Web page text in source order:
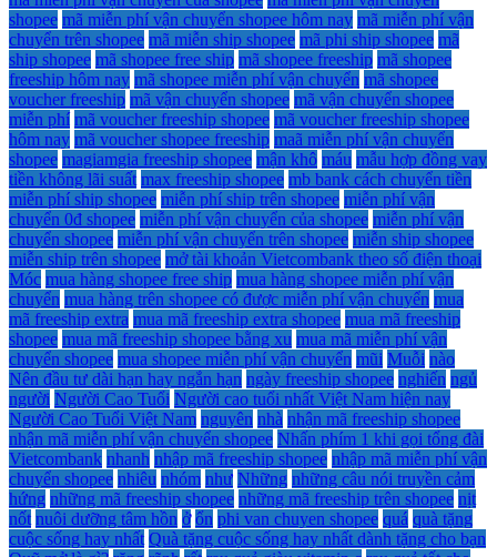
shopee mã miễn phí vận chuyển shopee hôm nay mã miễn phí vận
chuyển trên shopee mã miễn ship shopee mã phi ship shopee mã
ship shopee mã shopee free ship mã shopee freeship mã shopee
freeship hôm nay mã shopee miễn phí vận chuyển mã shopee
voucher freeship mã vận chuyển shopee mã vận chuyển shopee
miễn phí mã voucher freeship shopee mã voucher freeship shopee
hôm nay mã voucher shopee freeship maã miễn phí vận chuyển
shopee magiamgia freeship shopee mận khô máu mẫu hợp đồng vay
tiền không lãi suất max freeship shopee mb bank cách chuyển tiền
miễn phí ship shopee miễn phí ship trên shopee miễn phí vận
chuyển 0đ shopee miễn phí vận chuyển của shopee miễn phí vận
chuyển shopee miễn phí vận chuyển trên shopee miễn ship shopee
miễn ship trên shopee mở tài khoản Vietcombank theo số điện thoại
Móc mua hàng shopee free ship mua hàng shopee miễn phí vận
chuyển mua hàng trên shopee có được miễn phí vận chuyển mua
mã freeship extra mua mã freeship extra shopee mua mã freeship
shopee mua mã freeship shopee bằng xu mua mã miễn phí vận
chuyển shopee mua shopee miễn phí vận chuyển mũi Muỗi nào
Nên đầu tư dài hạn hay ngắn hạn ngày freeship shopee nghiến ngủ
người Người Cao Tuổi Người cao tuổi nhất Việt Nam hiện nay
Người Cao Tuổi Việt Nam nguyên nhà nhận mã freeship shopee
nhận mã miễn phí vận chuyển shopee Nhấn phím 1 khi gọi tổng đài
Vietcombank nhanh nhập mã freeship shopee nhập mã miễn phí vận
chuyển shopee nhiêu nhóm như Những những câu nói truyền cảm
hứng những mã freeship shopee những mã freeship trên shopee nịt
nốt nuôi dưỡng tâm hồn ở ổn phi van chuyen shopee quá quà tặng
cuộc sống hay nhất Quà tặng cuộc sống hay nhất dành tặng cho bạn